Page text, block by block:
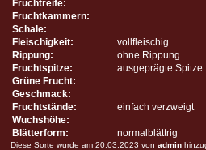
Fruchtreife:
Fruchtkammern:
Schale:
Fleischigkeit:
vollfleischig
Rippung:
ohne Rippung
Fruchtspitze:
ausgeprägte Spitze
Grüne Frucht:
Geschmack:
Fruchtstände:
einfach verzweigt
Wuchshöhe:
Blätterform:
normalblättrig
Diese Sorte wurde am 20.03.2023 von admin